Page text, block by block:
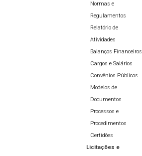
Normas e
Regulamentos
Relatório de
Atividades
Balanços Financeiros
Cargos e Salários
Convênios Públicos
Modelos de
Documentos
Processos e
Procedimentos
Certidões
Licitações e